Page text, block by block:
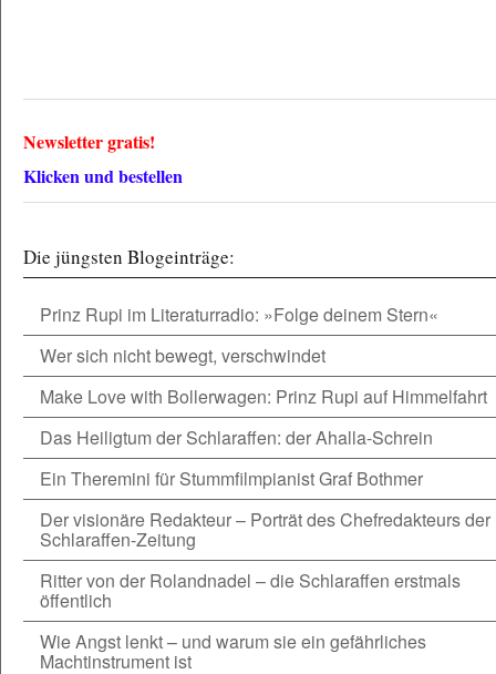
Newsletter gratis!
Klicken und bestellen
Die jüngsten Blogeinträge:
Prinz Rupi im Literaturradio: »Folge deinem Stern«
Wer sich nicht bewegt, verschwindet
Make Love with Bollerwagen: Prinz Rupi auf Himmelfahrt
Das Heiligtum der Schlaraffen: der Ahalla-Schrein
Ein Theremini für Stummfilmpianist Graf Bothmer
Der visionäre Redakteur – Porträt des Chefredakteurs der
Schlaraffen-Zeitung
Ritter von der Rolandnadel – die Schlaraffen erstmals
öffentlich
Wie Angst lenkt – und warum sie ein gefährliches
Machtinstrument ist